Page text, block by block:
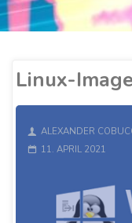
Linux-
ALEXANDER
11. APRIL 2021